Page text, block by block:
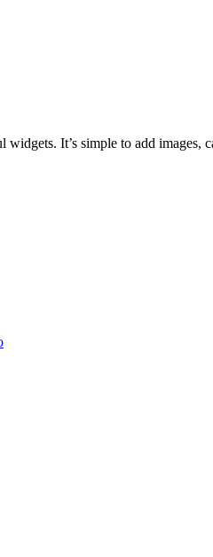
widgets. It’s simple to add